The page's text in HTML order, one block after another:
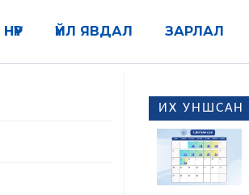
ЗАРЛАЛ
ҮЙЛ ЯВДАЛ
НҮҮР
ИХ УНШСАН